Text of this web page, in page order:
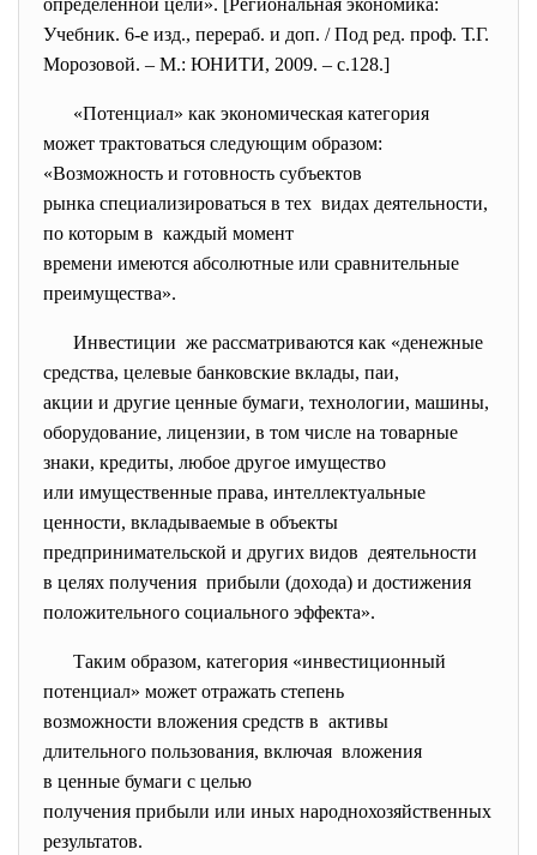
определенной цели». [Региональная экономика:
Учебник. 6-е изд., перераб. и доп. / Под ред. проф. Т.Г.
Морозовой. – М.: ЮНИТИ, 2009. – с.128.]
«Потенциал» как экономическая категория
может трактоваться следующим образом:
«Возможность и готовность субъектов
рынка специализироваться в тех видах деятельности,
по которым в каждый момент
времени имеются абсолютные или сравнительные
преимущества».
Инвестиции же рассматриваются как «денежные
средства, целевые банковские вклады, паи,
акции и другие ценные бумаги, технологии, машины,
оборудование, лицензии, в том числе на товарные
знаки, кредиты, любое другое имущество
или имущественные права, интеллектуальные
ценности, вкладываемые в объекты
предпринимательской и других видов деятельности
в целях получения прибыли (дохода) и достижения
положительного социального эффекта».
Таким образом, категория «инвестиционный
потенциал» может отражать степень
возможности вложения средств в активы
длительного пользования, включая вложения
в ценные бумаги с целью
получения прибыли или иных народнохозяйственных
результатов.